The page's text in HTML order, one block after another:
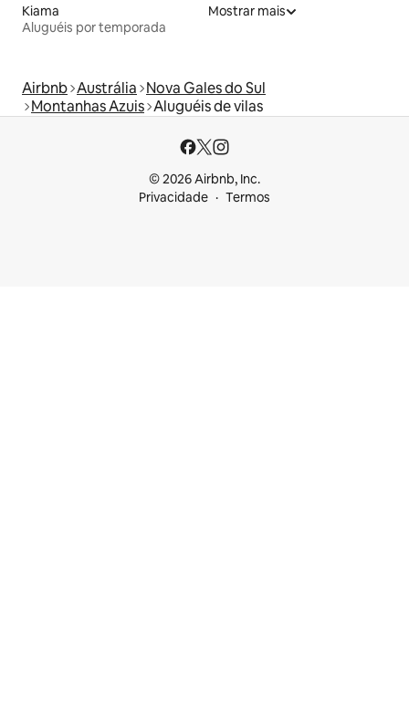
Kiama
Aluguéis por temporada
Mostrar mais
Airbnb Austrália Nova Gales do Sul
Montanhas Azuis Aluguéis de vilas
© 2026 Airbnb, Inc.
Privacidade
Termos